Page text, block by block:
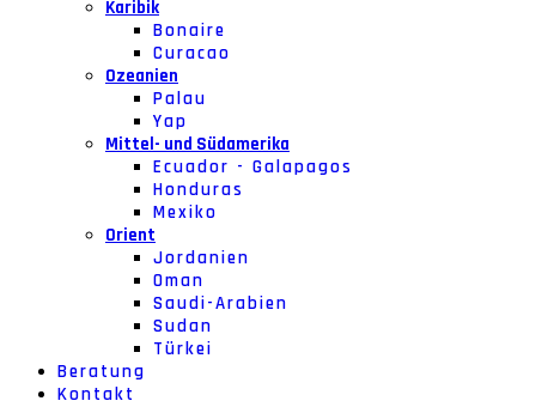
Karibik
Bonaire
Curacao
Ozeanien
Palau
Yap
Mittel- und Südamerika
Ecuador - Galapagos
Honduras
Mexiko
Orient
Jordanien
Oman
Saudi-Arabien
Sudan
Türkei
Beratung
Kontakt